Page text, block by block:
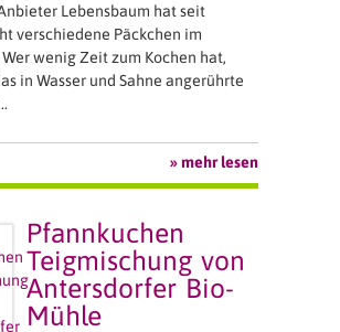
Lebensbaum hat seit
verschiedene Päckchen im
wenig Zeit zum Kochen hat,
in Wasser und Sahne angerührte
» mehr lesen
Pfannkuchen
Teigmischung von
Antersdorfer Bio-
Mühle